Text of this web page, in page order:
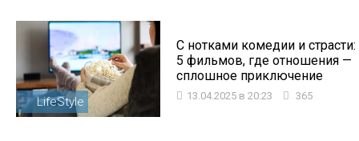
LifeStyle
С нотками комедии и страсти:
5 фильмов, где отношения —
сплошное приключение
13.04.2025 в 20:23 365